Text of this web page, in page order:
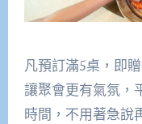
凡預訂滿5桌，即
讓聚會更有氣氛，
時間，不用著急說